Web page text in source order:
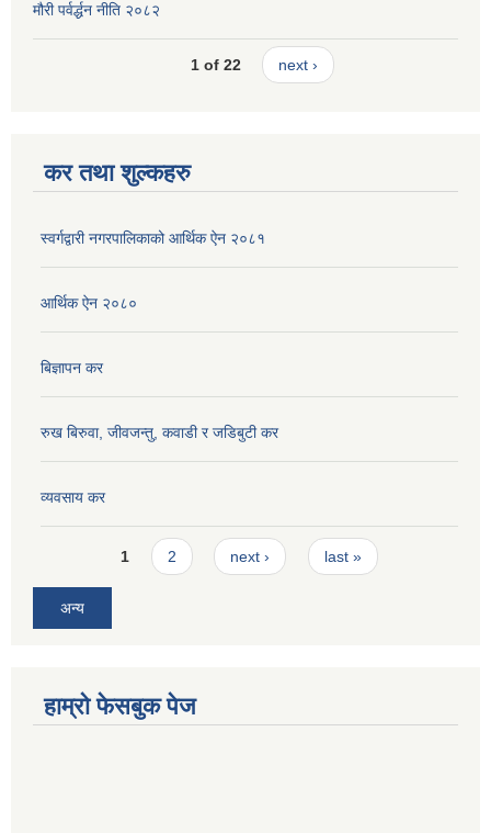
मौरी पर्वर्द्धन नीति २०८२
1 of 22 next ›
कर तथा शुल्कहरु
स्वर्गद्वारी नगरपालिकाको आर्थिक ऐन २०८१
आर्थिक ऐन २०८०
बिज्ञापन कर
रुख बिरुवा, जीवजन्तु, कवाडी र जडिबुटी कर
व्यवसाय कर
Pages1 2 next › last »
अन्य
हाम्रो फेसबुक पेज